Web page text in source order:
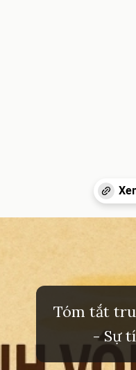
Tóm tắt
- Sự